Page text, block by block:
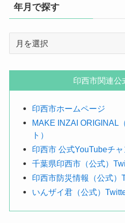
年月で探す
す
印西市関連公
印西市ホームページ
MAKE INZAI ORIGINAL
ト）
印西市 公式YouTubeチ
千葉県印西市（公式）
印西市防災情報（公式）
いんザイ君（公式）